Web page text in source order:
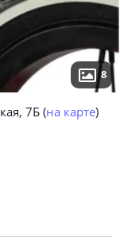
8
7Б (на карте)